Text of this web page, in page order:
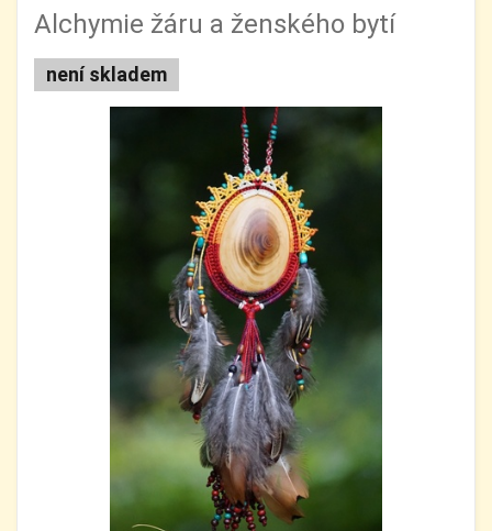
Alchymie žáru a ženského bytí
není skladem